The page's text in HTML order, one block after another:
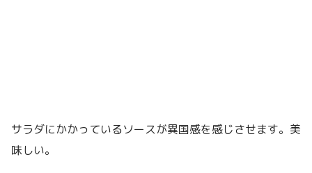
サラダにかかっているソースが異国感を感じさせます。美
味しい。